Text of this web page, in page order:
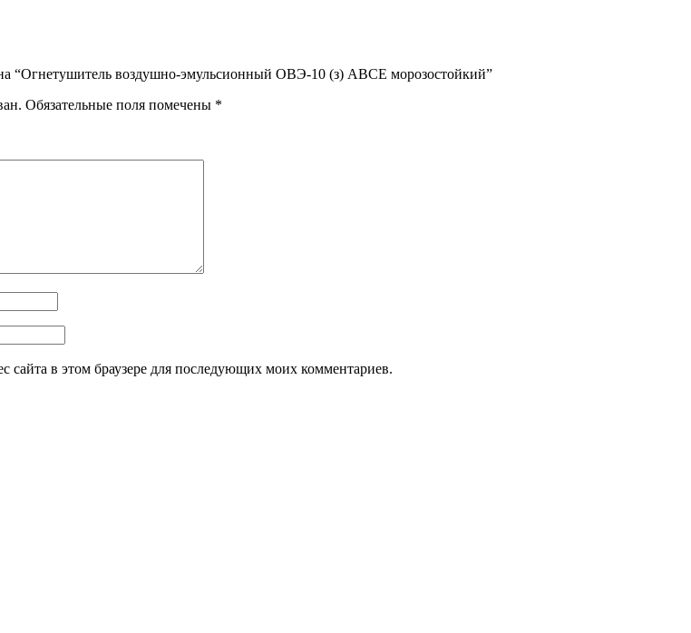
“Огнетушитель воздушно-эмульсионный ОВЭ-10 (з) АВCЕ морозостойкий”
Обязательные поля помечены *
сайта в этом браузере для последующих моих комментариев.